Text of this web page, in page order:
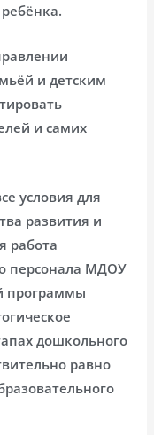
и детским
и самих
условия для
развития и
работа
персонала МДОУ
программы
дошкольного
равно